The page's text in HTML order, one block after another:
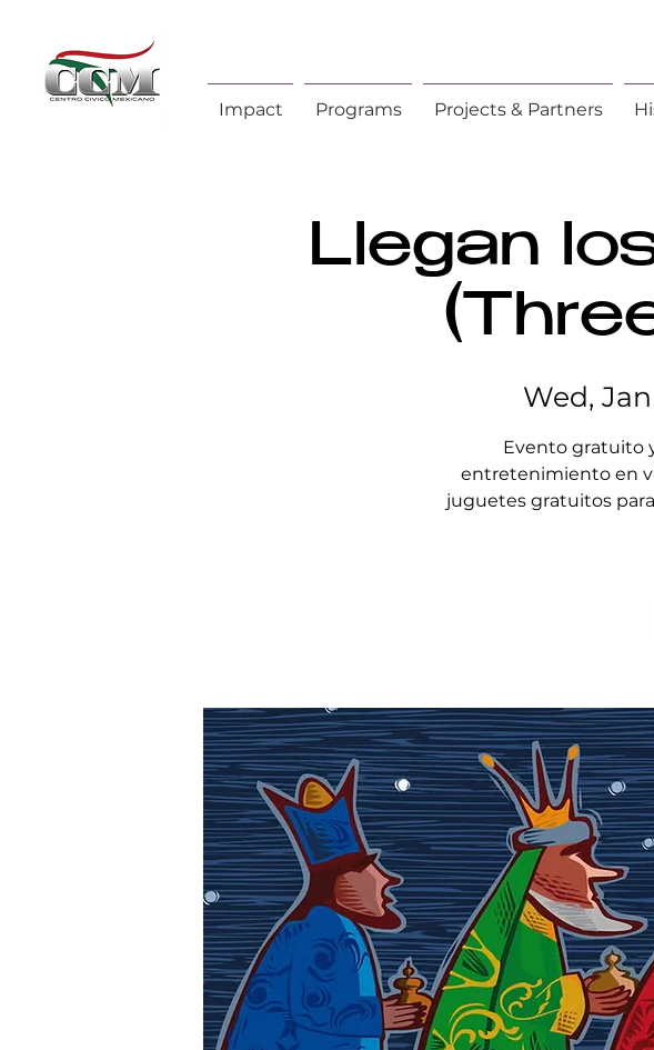
Impact Programs Projects & Partners
Llegan
Wed,
Evento gratuito
entretenimiento en
juguetes gratuitos